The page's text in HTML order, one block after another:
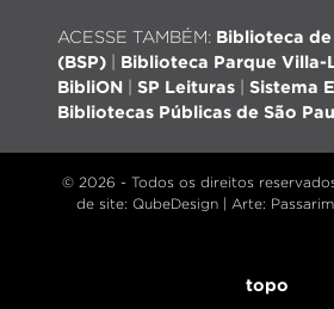
ACESSE TAMBÉM: Biblioteca de
(BSP)
Biblioteca Parque Villa-
BibliON
SP Leituras
Sistema
Bibliotecas Públicas de São
© 2026 - Todos os direitos
de site: QubeDesign | Arte:
topo